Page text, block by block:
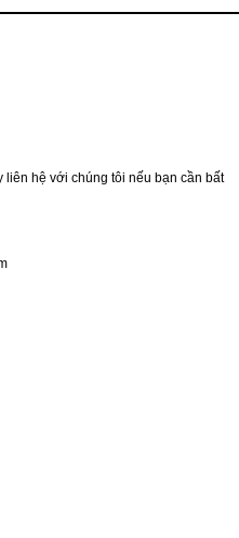
hệ với chúng tôi nếu bạn cần bất